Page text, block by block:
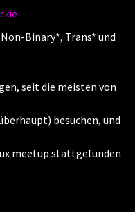
Binary*, Trans* und
seit die meisten von
besuchen, und
meetup stattgefunden